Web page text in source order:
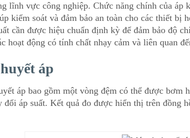
lĩnh vực công nghiệp. Chức năng chính của áp
kiểm soát và đảm bảo an toàn cho các thiết bị
cần được hiệu chuẩn định kỳ để đảm bảo độ
hoạt động có tính chất nhạy cảm và liên quan
áp
áp bao gồm một vòng đệm có thể được bơm
đổi áp suất. Kết quả đo được hiển thị trên đồng